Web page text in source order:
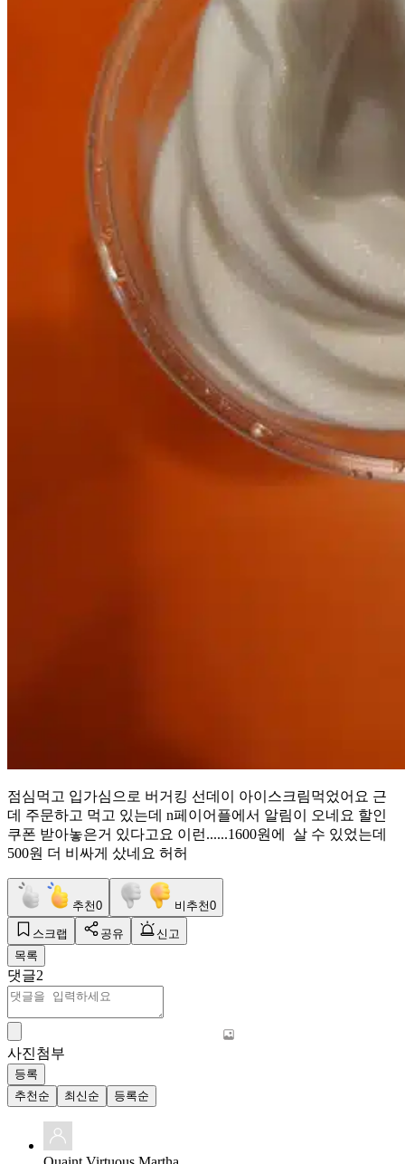
점심먹고 입가심으로 버거킹 선데이 아이스크림먹었어요 근
데 주문하고 먹고 있는데 n페이어플에서 알림이 오네요 할인
쿠폰 받아놓은거 있다고요 이런......1600원에 살 수 있었는데
500원 더 비싸게 샀네요 허허
추천0 비추천0
스크랩 공유
신고
목록
댓글2
사진첨부
등록
추천순
최신순 등록순